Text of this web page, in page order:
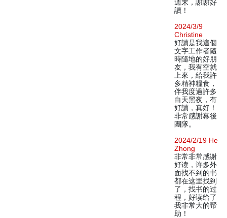
週末，謝謝好
讀！
2024/3/9
Christine
好讀是我這個
文字工作者隨
時隨地的好朋
友，我有空就
上來，給我許
多精神糧食，
伴我度過許多
白天黑夜，有
好讀，真好！
非常感謝幕後
團隊。
2024/2/19 He
Zhong
非常非常感谢
好读，许多外
面找不到的书
都在这里找到
了，找书的过
程，好读给了
我非常大的帮
助！